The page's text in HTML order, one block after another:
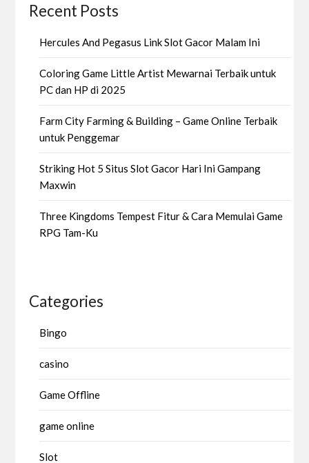
Recent Posts
Hercules And Pegasus Link Slot Gacor Malam Ini
Coloring Game Little Artist Mewarnai Terbaik untuk
PC dan HP di 2025
Farm City Farming & Building – Game Online Terbaik
untuk Penggemar
Striking Hot 5 Situs Slot Gacor Hari Ini Gampang
Maxwin
Three Kingdoms Tempest Fitur & Cara Memulai Game
RPG Tam-Ku
Categories
Bingo
casino
Game Offline
game online
Slot